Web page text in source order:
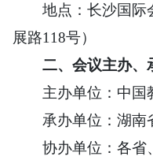
地点：长沙国际
展路118号）
二、 会议主办、
主办单位：中国
承办单位：湖南
协办单位：各省